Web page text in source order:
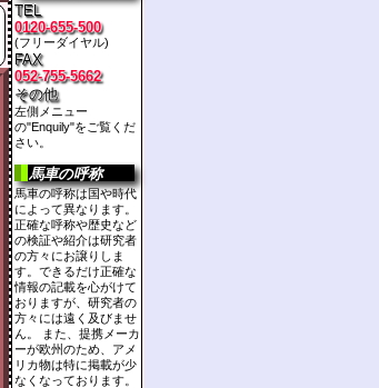
TEL
0120-655-500
(フリーダイヤル)
FAX
052-755-5662
その他
左側メニュー
の"Enquily"をご覧くだ
さい。
馬車の呼称
馬車の呼称は国や時代
によって異なります。
正確な呼称や歴史など
の検証や紹介は研究者
の方々にお譲りしま
す。できるだけ正確な
情報の記載を心がけて
おりますが、研究者の
方々には遠く及びませ
ん。 また、提携メーカ
ーが欧州のため、アメ
リカ物は特に掲載が少
なくなっております。